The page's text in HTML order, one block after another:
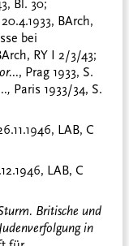
Bl. 30;
BArch,
bei
RY I 2/3/43;
, Prag 1933, S.
Paris 1933/34, S.
LAB, C
LAB, C
Britische und
in